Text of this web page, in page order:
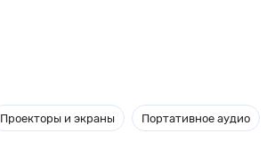
Проекторы и экраны Портативное аудио